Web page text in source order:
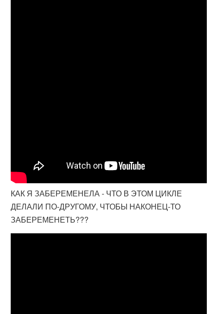
КАК Я ЗАБЕРЕМЕНЕЛА - ЧТО В ЭТОМ ЦИКЛЕ
ДЕЛАЛИ ПО-ДРУГОМУ, ЧТОБЫ НАКОНЕЦ-ТО
ЗАБЕРЕМЕНЕТЬ???